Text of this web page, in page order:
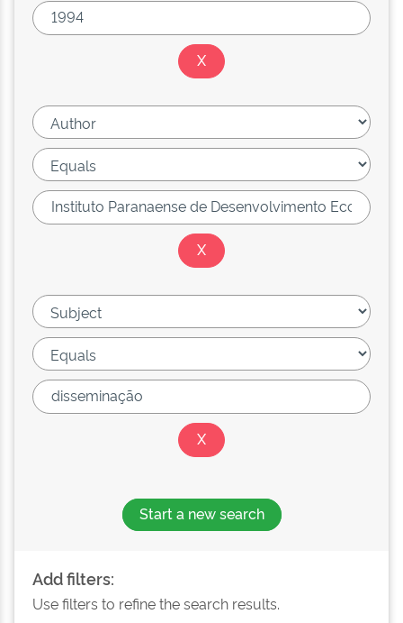
Start a new search
Add filters:
Use filters to refine the search results.